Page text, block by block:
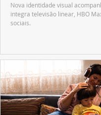
Nova identidade visual
integra televisão linear, HBO
sociais.